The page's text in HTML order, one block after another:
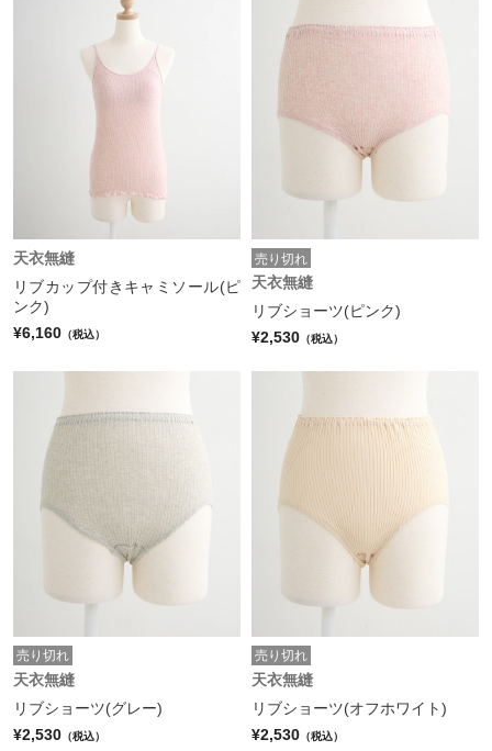
天衣無縫
リブカップ付きキャミソール(ピ
ンク)
¥6,160 （税込）
売り切れ
天衣無縫
リブショーツ(ピンク)
¥2,530 （税込）
売り切れ
天衣無縫
リブショーツ(グレー)
¥2,530 （税込）
売り切れ
天衣無縫
リブショーツ(オフホワイト)
¥2,530 （税込）